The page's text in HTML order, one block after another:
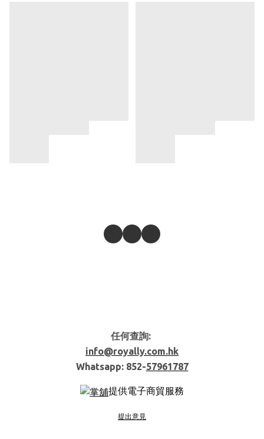
任何查詢:
info@royally.com.hk
Whatsapp: 852-57961787
提供電子商貿服務
提出意見